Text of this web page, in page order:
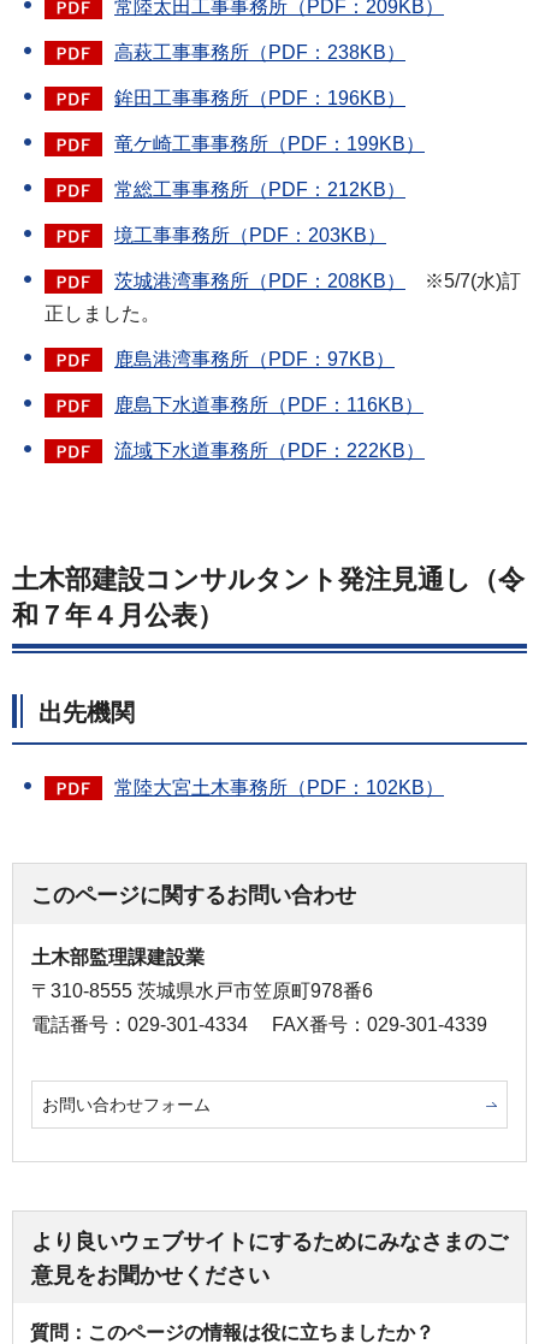
常陸太田工事事務所（PDF：209KB）
高萩工事事務所（PDF：238KB）
鉾田工事事務所（PDF：196KB）
竜ケ崎工事事務所（PDF：199KB）
常総工事事務所（PDF：212KB）
境工事事務所（PDF：203KB）
茨城港湾事務所（PDF：208KB）
※5/7(水)訂
正しました。
鹿島港湾事務所（PDF：97KB）
鹿島下水道事務所（PDF：116KB）
流域下水道事務所（PDF：222KB）
土木部建設コンサルタント発注見通し（令
和７年４月公表）
出先機関
常陸大宮土木事務所（PDF：102KB）
このページに関するお問い合わせ
土木部監理課建設業
〒310-8555 茨城県水戸市笠原町978番6
電話番号：029-301-4334
FAX番号：029-301-4339
お問い合わせフォーム
より良いウェブサイトにするためにみなさまのご
意見をお聞かせください
質問：このページの情報は役に立ちましたか？